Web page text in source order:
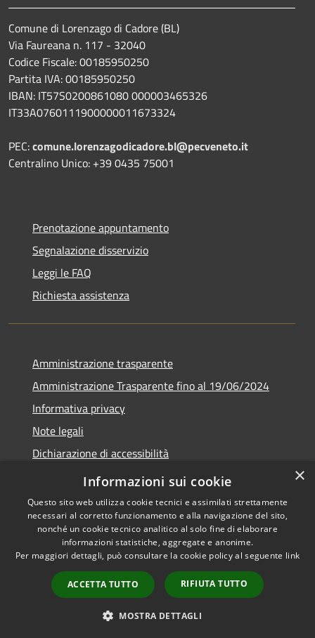
Comune di Lorenzago di Cadore (BL)
Via Faureana n. 117 - 32040
Codice Fiscale: 00185950250
Partita IVA: 00185950250
IBAN: IT57S0200861080 000003465326
IT33A0760111900000011673324
PEC:comune.lorenzagodicadore.bl@pecveneto.it
Centralino Unico: +39 0435 75001
Prenotazione appuntamento
Segnalazione disservizio
Leggi le FAQ
Richiesta assistenza
Amministrazione trasparente
Amministrazione Trasparente fino al 19/06/2024
Informativa privacy
Note legali
Dichiarazione di accessibilità
Meccanismo di feedback
Accessibilità
Copyright © 2026 • Comune di
Lorenzago di Cadore • Powered
byMunicipium
Accesso
redazione
×
Informazioni sui cookie
Questo sito web utilizza cookie tecnici e assimilati strettamente
necessari al corretto funzionamento e alla navigazione del sito,
nonché un cookie tecnico analitico al solo fine di elaborare
informazioni statistiche, aggregate e anonime.
Per maggiori dettagli, può consultare la cookie policy al seguente link
ACCETTA TUTTO RIFIUTA TUTTO
MOSTRA DETTAGLI